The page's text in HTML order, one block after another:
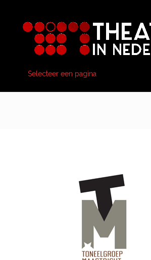
Selecteer een pagina